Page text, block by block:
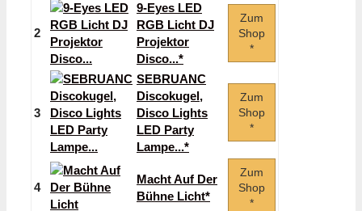
2
9-Eyes LED
RGB Licht DJ
Projektor
Disco...*
Zum
Shop
*
3
SEBRUANC
Discokugel,
Disco Lights
LED Party
Lampe...*
Zum
Shop
*
4
Macht Auf Der
Bühne Licht*
Zum
Shop
*